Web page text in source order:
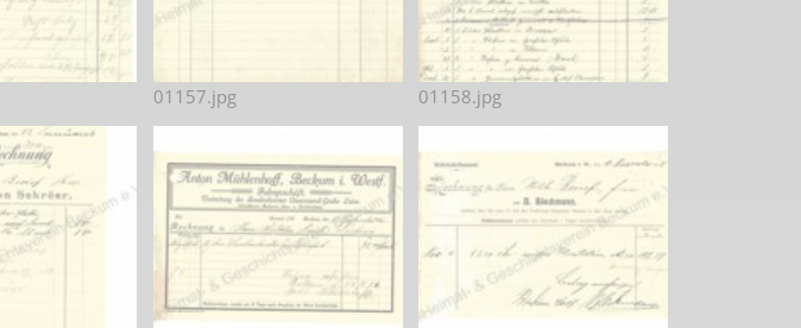
01157.jpg 01158.jpg